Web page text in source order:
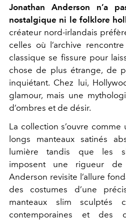
Jonathan Anderson n’a
nostalgique ni le folklore
créateur nord-irlandais
celles où l’archive rencontre
classique se fissure pour
chose de plus étrange, de
inquiétant. Chez lui,
glamour, mais une
d’ombres et de désir.
La collection s’ouvre
longs manteaux satinés
lumière tandis que les
imposent une rigueur de
Anderson revisite l’allure
des costumes d’une
manteaux slim sculptés
contemporaines et des